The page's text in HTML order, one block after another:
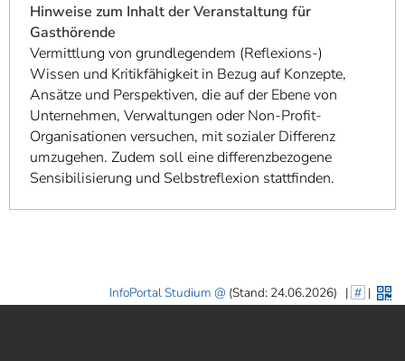
Hinweise zum Inhalt der Veranstaltung für
Gasthörende
Vermittlung von grundlegendem (Reflexions-)
Wissen und Kritikfähigkeit in Bezug auf Konzepte,
Ansätze und Perspektiven, die auf der Ebene von
Unternehmen, Verwaltungen oder Non-Profit-
Organisationen versuchen, mit sozialer Differenz
umzugehen. Zudem soll eine differenzbezogene
Sensibilisierung und Selbstreflexion stattfinden.
InfoPortal Studium (Stand: 24.06.2026) | # |